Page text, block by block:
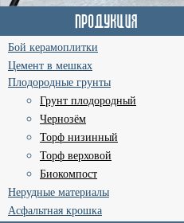
Бой керамоплитки
Цемент в мешках
Плодородные грунты
Грунт плодородный
Чернозём
Торф низинный
Торф верховой
Биокомпост
Нерудные материалы
Асфальтная крошка